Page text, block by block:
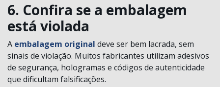
6. Confira se a embalagem
está violada
A embalagem original deve ser bem lacrada, sem
sinais de violação. Muitos fabricantes utilizam adesivos
de segurança, hologramas e códigos de autenticidade
que dificultam falsificações.